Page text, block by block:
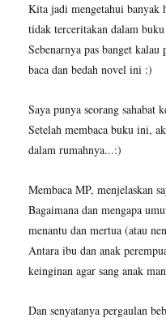
Kita jadi mengetahui
tidak terceritakan dalam
Sebenarnya pas banget
baca dan bedah novel ini :)
Saya punya seorang sahabat
Setelah membaca buku ini,
dalam rumahnya...:)
Membaca MP, menjelaskan
Bagaimana dan mengapa
menantu dan mertua (atau
Antara ibu dan anak
keinginan agar sang anak
Dan senyatanya pergaulan